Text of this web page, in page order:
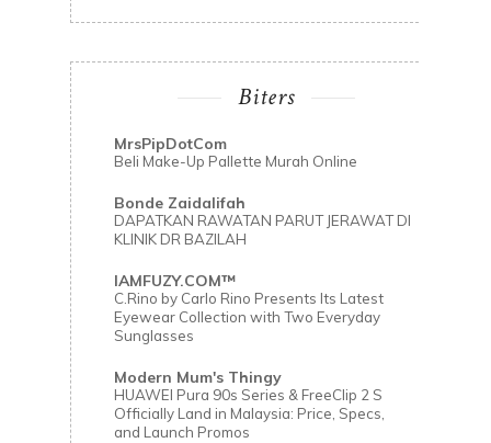
Biters
MrsPipDotCom
Beli Make-Up Pallette Murah Online
Bonde Zaidalifah
DAPATKAN RAWATAN PARUT JERAWAT DI
KLINIK DR BAZILAH
IAMFUZY.COM™
C.Rino by Carlo Rino Presents Its Latest
Eyewear Collection with Two Everyday
Sunglasses
Modern Mum's Thingy
HUAWEI Pura 90s Series & FreeClip 2 S
Officially Land in Malaysia: Price, Specs,
and Launch Promos